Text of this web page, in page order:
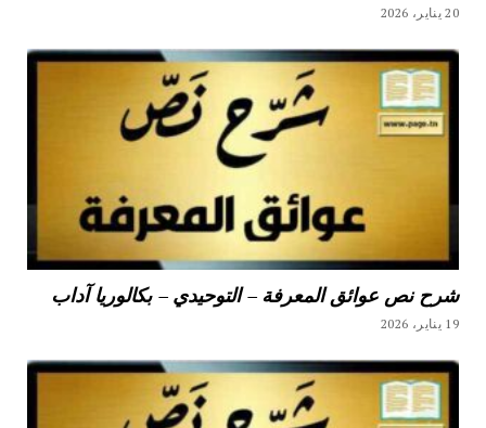
20 يناير، 2026
شرح نص عوائق المعرفة – التوحيدي – بكالوريا آداب
19 يناير، 2026